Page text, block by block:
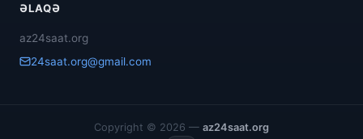
ƏLAQƏ
az24saat.org
24saat.org@gmail.com
Copyright © 2026 — az24saat.org